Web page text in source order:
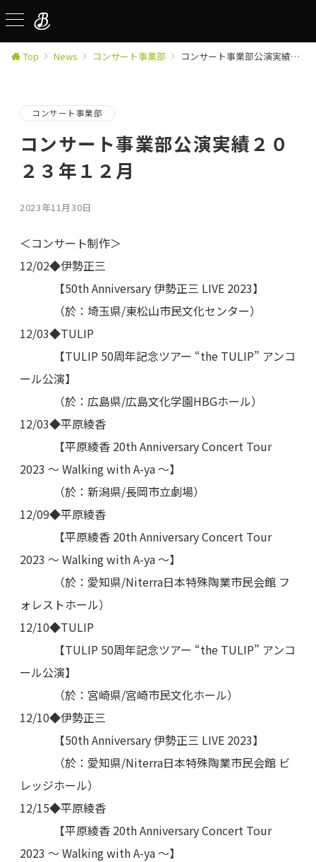
Top News コンサート事業部 コンサート事業部公演実績２０２３年１２月
コンサート事業部
コンサート事業部公演実績２０
２３年１２月
2023年11月30日
＜コンサート制作＞
12/02◆伊勢正三
【50th Anniversary 伊勢正三 LIVE 2023】
（於：埼玉県/東松山市民文化センター）
12/03◆TULIP
【TULIP 50周年記念ツアー “the TULIP” アンコ
ール公演】
（於：広島県/広島文化学園HBGホール）
12/03◆平原綾香
【平原綾香 20th Anniversary Concert Tour
2023 ～ Walking with A-ya ～】
（於：新潟県/長岡市立劇場）
12/09◆平原綾香
【平原綾香 20th Anniversary Concert Tour
2023 ～ Walking with A-ya ～】
（於：愛知県/Niterra日本特殊陶業市民会館 フ
ォレストホール）
12/10◆TULIP
【TULIP 50周年記念ツアー “the TULIP” アンコ
ール公演】
（於：宮崎県/宮崎市民文化ホール）
12/10◆伊勢正三
【50th Anniversary 伊勢正三 LIVE 2023】
（於：愛知県/Niterra日本特殊陶業市民会館 ビ
レッジホール）
12/15◆平原綾香
【平原綾香 20th Anniversary Concert Tour
2023 ～ Walking with A-ya ～】